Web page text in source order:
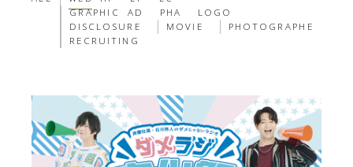
GRAPHIC
AD PHA
LOGO
DISCLOSURE
MOVIE
PHOTOGRAPHE
RECRUITING